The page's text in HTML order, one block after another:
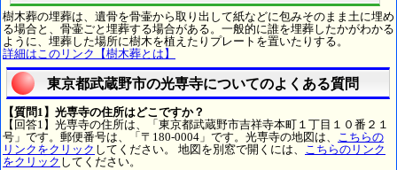
樹木葬の埋葬は、遺骨を骨壷から取り出して紙などに包みそのまま土に埋め
る場合と、骨壷ごと埋葬する場合がある。一般的に誰を埋葬したかがわかる
ように、埋葬した場所に樹木を植えたりプレートを置いたりする。
詳細はこのリンク【樹木葬とは】
東京都武蔵野市の光専寺についてのよくある質問
【質問1】光専寺の住所はどこですか？
【回答1】光専寺の住所は、「東京都武蔵野市吉祥寺本町１丁目１０番２１
号」です。郵便番号は、「〒180-0004」です。光専寺の地図は、 こちらの
リンクをクリック してください。 地図を別窓で開くには、 こちらのリンク
をクリック してください。